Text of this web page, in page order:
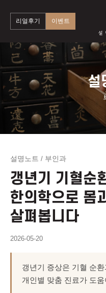
리얼후기 이벤트
설
설명노트 / 부인과
갱년기 기혈순
한의학으로 몸
살펴봅니다
2026-05-20
갱년기 증상은 기혈 순
개인별 맞춤 진료가 도